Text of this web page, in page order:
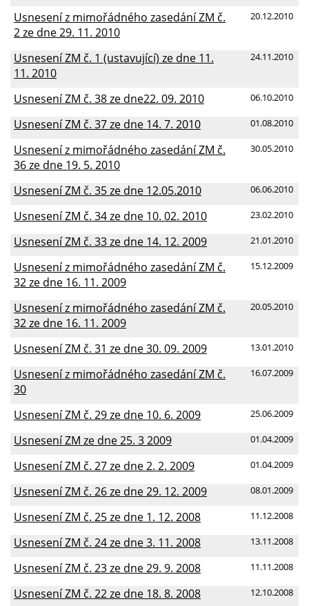
20.12.2010
Usnesení z mimořádného zasedání ZM č.
2 ze dne 29. 11. 2010
24.11.2010
Usnesení ZM č. 1 (ustavující) ze dne 11.
11. 2010
06.10.2010
Usnesení ZM č. 38 ze dne22. 09. 2010
01.08.2010
Usnesení ZM č. 37 ze dne 14. 7. 2010
30.05.2010
Usnesení z mimořádného zasedání ZM č.
36 ze dne 19. 5. 2010
06.06.2010
Usnesení ZM č. 35 ze dne 12.05.2010
23.02.2010
Usnesení ZM č. 34 ze dne 10. 02. 2010
21.01.2010
Usnesení ZM č. 33 ze dne 14. 12. 2009
15.12.2009
Usnesení z mimořádného zasedání ZM č.
32 ze dne 16. 11. 2009
20.05.2010
Usnesení z mimořádného zasedání ZM č.
32 ze dne 16. 11. 2009
13.01.2010
Usnesení ZM č. 31 ze dne 30. 09. 2009
16.07.2009
Usnesení z mimořádného zasedání ZM č.
30
25.06.2009
Usnesení ZM č. 29 ze dne 10. 6. 2009
01.04.2009
Usnesení ZM ze dne 25. 3 2009
01.04.2009
Usnesení ZM č. 27 ze dne 2. 2. 2009
08.01.2009
Usnesení ZM č. 26 ze dne 29. 12. 2009
11.12.2008
Usnesení ZM č. 25 ze dne 1. 12. 2008
13.11.2008
Usnesení ZM č. 24 ze dne 3. 11. 2008
11.11.2008
Usnesení ZM č. 23 ze dne 29. 9. 2008
12.10.2008
Usnesení ZM č. 22 ze dne 18. 8. 2008